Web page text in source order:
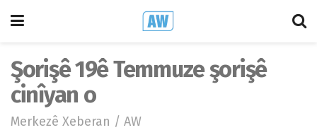
Şorişê 19ê Temmuze şorişê
cinîyan o
Merkezê Xeberan / AW